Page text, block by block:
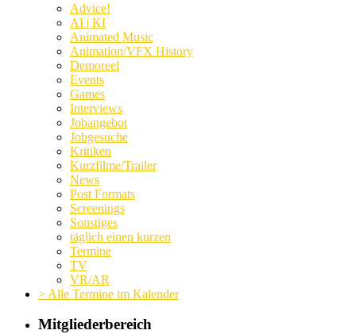
Advice!
AI | KI
Animated Music
Animation/VFX History
Demoreel
Events
Games
Interviews
Jobangebot
Jobgesuche
Kritiken
Kurzfilme/Trailer
News
Post Formats
Screenings
Sonstiges
täglich einen kurzen
Termine
TV
VR/AR
> Alle Termine im Kalender
Mitgliederbereich